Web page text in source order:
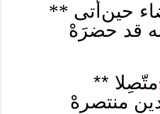
حين أتى **
قد حضرَهْ
متّصِلا **
منتصرهْ